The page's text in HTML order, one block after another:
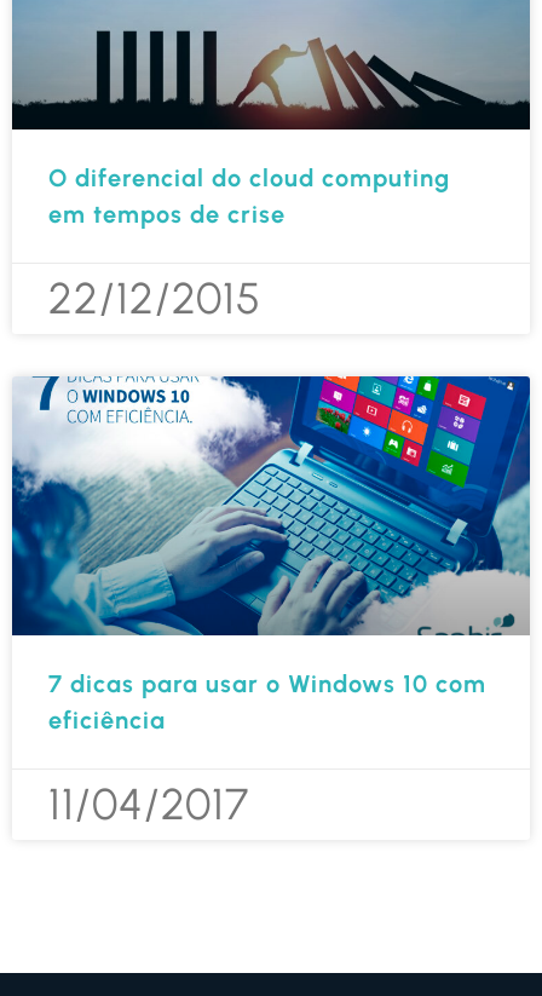
O diferencial do cloud computing
em tempos de crise
22/12/2015
7 dicas para usar o Windows 10 com
eficiência
11/04/2017